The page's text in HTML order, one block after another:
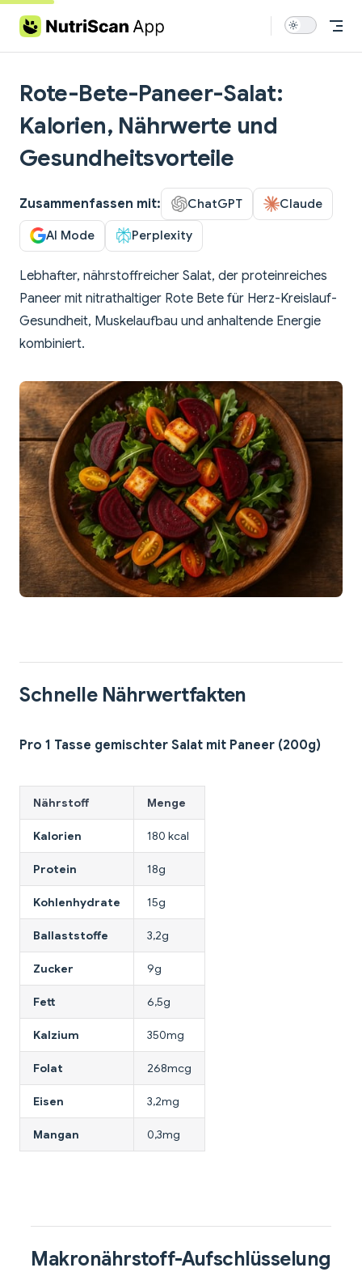
Skip to content
Rote-Bete-Paneer-Salat:
Kalorien, Nährwerte und
Gesundheitsvorteile
Zusammenfassen mit: ChatGPT Claude
AI Mode Perplexity
Lebhafter, nährstoffreicher Salat, der proteinreiches
Paneer mit nitrathaltiger Rote Bete für Herz-Kreislauf-
Gesundheit, Muskelaufbau und anhaltende Energie
kombiniert.
Schnelle Nährwertfakten
Pro 1 Tasse gemischter Salat mit Paneer (200g)
Nährstoff Menge
Kalorien 180 kcal
Protein 18g
Kohlenhydrate 15g
Ballaststoffe 3,2g
Zucker 9g
Fett 6,5g
Kalzium 350mg
Folat 268mcg
Eisen 3,2mg
Mangan 0,3mg
Makronährstoff-Aufschlüsselung